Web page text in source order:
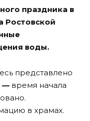
праздника в
Ростовской
воды.
представлено
— время начала
в храмах.